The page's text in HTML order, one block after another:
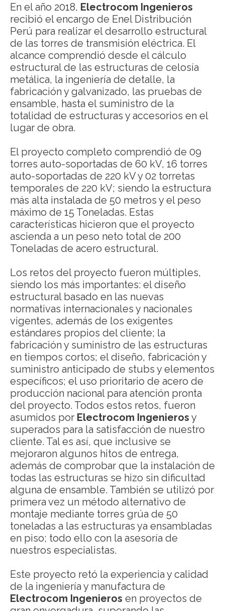
En el año 2018, Electrocom Ingenieros
recibió el encargo de Enel Distribución
Perú para realizar el desarrollo estructural
de las torres de transmisión eléctrica. El
alcance comprendió desde el cálculo
estructural de las estructuras de celosía
metálica, la ingeniería de detalle, la
fabricación y galvanizado, las pruebas de
ensamble, hasta el suministro de la
totalidad de estructuras y accesorios en el
lugar de obra.
El proyecto completo comprendió de 09
torres auto-soportadas de 60 kV, 16 torres
auto-soportadas de 220 kV y 02 torretas
temporales de 220 kV; siendo la estructura
más alta instalada de 50 metros y el peso
máximo de 15 Toneladas. Estas
características hicieron que el proyecto
ascienda a un peso neto total de 200
Toneladas de acero estructural.
Los retos del proyecto fueron múltiples,
siendo los más importantes: el diseño
estructural basado en las nuevas
normativas internacionales y nacionales
vigentes, además de los exigentes
estándares propios del cliente; la
fabricación y suministro de las estructuras
en tiempos cortos; el diseño, fabricación y
suministro anticipado de stubs y elementos
específicos; el uso prioritario de acero de
producción nacional para atención pronta
del proyecto. Todos estos retos, fueron
asumidos por Electrocom Ingenieros y
superados para la satisfacción de nuestro
cliente. Tal es así, que inclusive se
mejoraron algunos hitos de entrega,
además de comprobar que la instalación de
todas las estructuras se hizo sin dificultad
alguna de ensamble. También se utilizó por
primera vez un método alternativo de
montaje mediante torres grúa de 50
toneladas a las estructuras ya ensambladas
en piso; todo ello con la asesoría de
nuestros especialistas.
Este proyecto retó la experiencia y calidad
de la ingeniería y manufactura de
Electrocom Ingenieros en proyectos de